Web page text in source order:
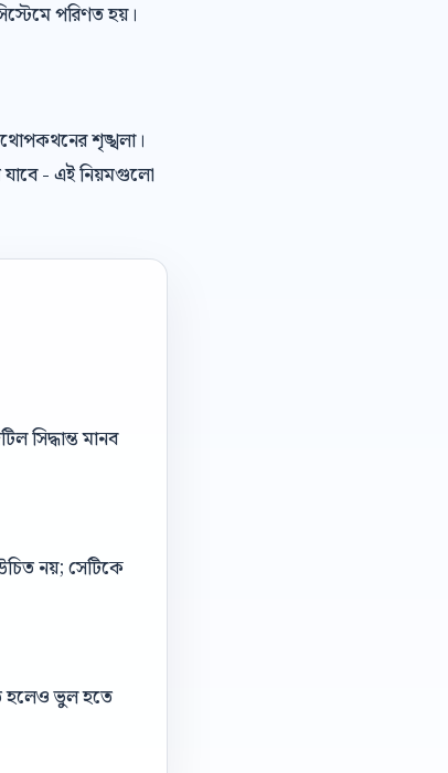
পরিণত হয়।
শৃঙ্খলা।
- এই নিয়মগুলো
সিদ্ধান্ত মানব
নয়; সেটিকে
হলেও ভুল হতে